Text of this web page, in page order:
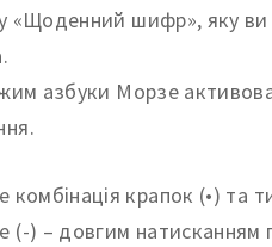
«Щоденний шифр», яку ви
азбуки Морзе
крапок (•) та
) – довгим натисканням